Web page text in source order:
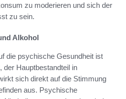
zu moderieren und sich der
zu sein.
Alkohol
die psychische Gesundheit ist
der Hauptbestandteil in
sich direkt auf die Stimmung
aus. Psychische